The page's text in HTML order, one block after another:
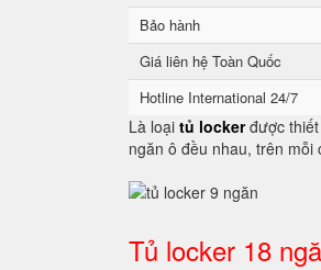
Bảo hành
Giá liên hệ Toàn Quốc
Hotline International 24/7
Là loại tủ lockerđược thiết
ngăn ô đều nhau, trên
Tủ locker 18